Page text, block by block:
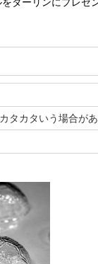
カタいう場合が